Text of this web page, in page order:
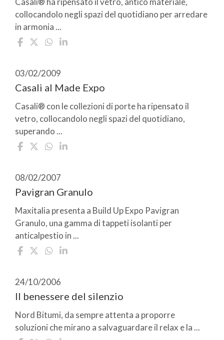
collocandolo negli spazi del quotidiano per arredare
in armonia ...
03/02/2009
Casali al Made Expo
Casali® con le collezioni di porte ha ripensato il
vetro, collocandolo negli spazi del quotidiano,
superando ...
08/02/2007
Pavigran Granulo
Maxitalia presenta a Build Up Expo Pavigran
Granulo, una gamma di tappeti isolanti per
anticalpestio in ...
24/10/2006
Il benessere del silenzio
Nord Bitumi, da sempre attenta a proporre
soluzioni che mirano a salvaguardare il relax e la ...